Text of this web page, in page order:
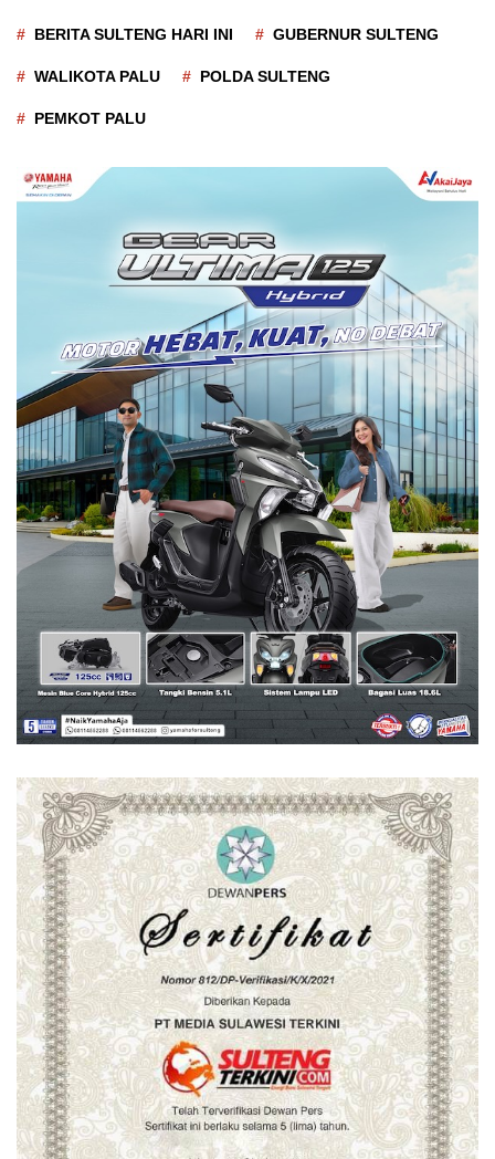
BERITA SULTENG HARI INI GUBERNUR SULTENG
WALIKOTA PALU POLDA SULTENG
PEMKOT PALU